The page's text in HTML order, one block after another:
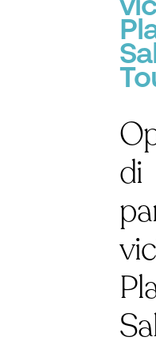
di